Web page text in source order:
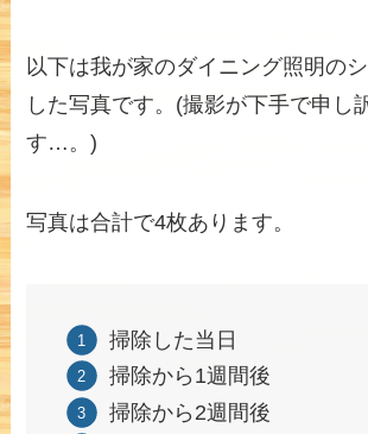
以下は我が家のダイニング照明の
した写真です。(撮影が下手で申し
す…。)
写真は合計で4枚あります。
掃除した当日
掃除から1週間後
掃除から2週間後